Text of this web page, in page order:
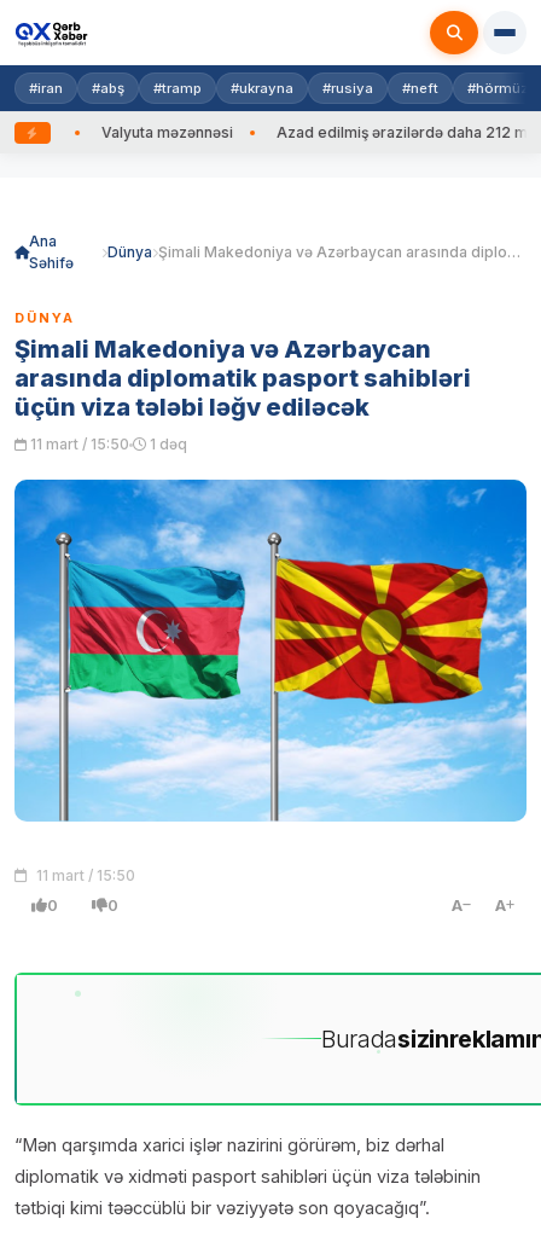
#iran #abş #tramp #ukrayna #rusiya #neft #hörmüz
Valyuta məzənnəsi Azad edilmiş ərazilərdə daha 212 mina,
Ana
Səhifə
Dünya Şimali Makedoniya və Azərbaycan arasında diplomatik pasport sahibləri üçün viza tələbi ləğv ediləcək
DÜNYA
Şimali Makedoniya və Azərbaycan
arasında diplomatik pasport sahibləri
üçün viza tələbi ləğv ediləcək
11 mart / 15:50 1 dəq
11 mart / 15:50
0 0 A A
Buradasizin
“Mən qarşımda xarici işlər nazirini görürəm, biz dərhal
diplomatik və xidməti pasport sahibləri üçün viza tələbinin
tətbiqi kimi təəccüblü bir vəziyyətə son qoyacağıq”.